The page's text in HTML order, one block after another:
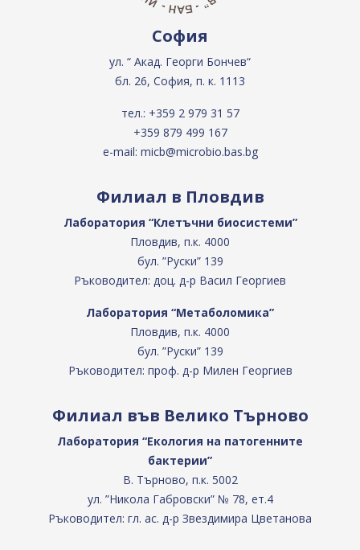
София
ул. “ Акад. Георги Бончев“
бл. 26, София, п. к. 1113
тел.: +359 2 979 31 57
+359 879 499 167
e-mail: micb@microbio.bas.bg
Филиал в Пловдив
Лаборатория “Клетъчни биосистеми”
Пловдив, п.к. 4000
бул. ”Руски” 139
Ръководител: доц. д-р Васил Георгиев
Лаборатория “Метаболомика”
Пловдив, п.к. 4000
бул. ”Руски” 139
Ръководител: проф. д-р Милен Георгиев
Филиал във Велико Търново
Лаборатория “Екология на патогенните
бактерии”
В. Търново, п.к. 5002
ул. ”Никола Габровски” № 78, ет.4
Ръководител: гл. ас. д-р Звездимира Цветанова